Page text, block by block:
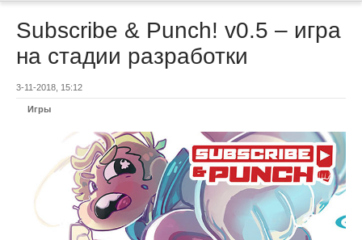
Subscribe & Punch! v0.5 – игра
на стадии разработки
3-11-2018, 15:12
Игры